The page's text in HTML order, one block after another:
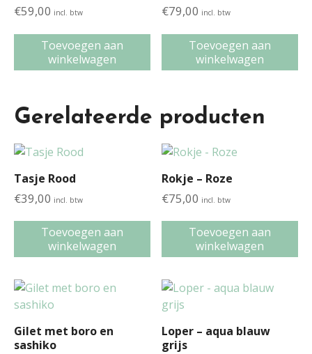
€59,00 incl. btw
Toevoegen aan
winkelwagen
€79,00 incl. btw
Toevoegen aan
winkelwagen
Gerelateerde producten
Tasje Rood
€39,00 incl. btw
Toevoegen aan
winkelwagen
Rokje – Roze
€75,00 incl. btw
Toevoegen aan
winkelwagen
Gilet met boro en
sashiko
Loper – aqua blauw
grijs